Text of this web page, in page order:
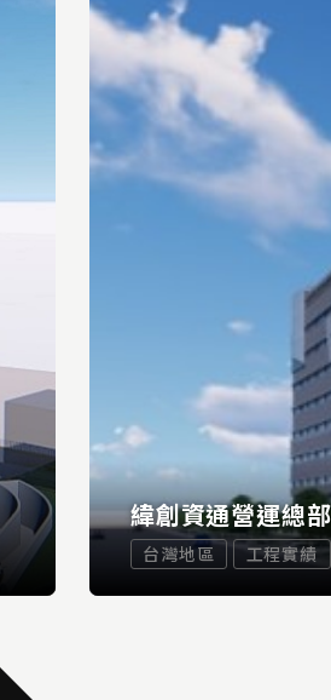
緯創資通營運總
台灣地區 工程實績